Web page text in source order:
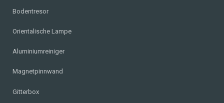
Bodentresor
Orientalische Lampe
Aluminiumreiniger
Magnetpinnwand
Gitterbox